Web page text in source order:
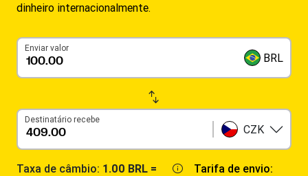
dinheiro internacionalmente.
Enviar valor
BRL
Destinatário recebe
CZK
Taxa de câmbio: 1.00 BRL =
Tarifa de envio: